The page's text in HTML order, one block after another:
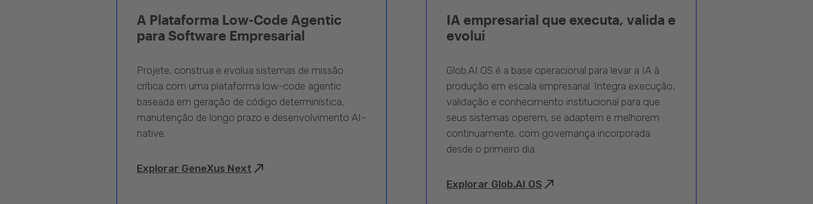
A Plataforma Low-Code Agentic
para Software Empresarial
Projete, construa e evolua sistemas de missão
crítica com uma plataforma low-code agentic
baseada em geração de código determinística,
manutenção de longo prazo e desenvolvimento AI-
native.
Explorar GeneXus Next
IA empresarial que executa, valida e
evolui
Glob.AI OS é a base operacional para levar a IA à
produção em escala empresarial. Integra execução,
validação e conhecimento institucional para que
seus sistemas operem, se adaptem e melhorem
continuamente, com governança incorporada
desde o primeiro dia.
Explorar Glob.AI OS